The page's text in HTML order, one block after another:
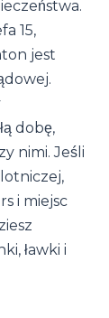
15,
jest
dobę,
nimi. Jeśli
i miejsc
ławki i